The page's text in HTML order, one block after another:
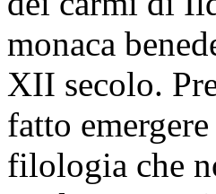
monaca
XII secolo.
fatto
filologia che